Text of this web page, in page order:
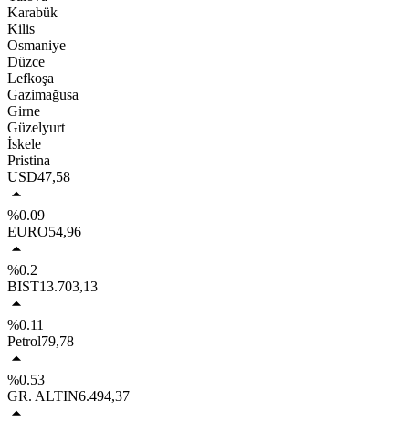
Karabük
Kilis
Osmaniye
Düzce
Lefkoşa
Gazimağusa
Girne
Güzelyurt
İskele
Pristina
USD47,58
%0.09
EURO54,96
%0.2
BIST13.703,13
%0.11
Petrol79,78
%0.53
GR. ALTIN6.494,37